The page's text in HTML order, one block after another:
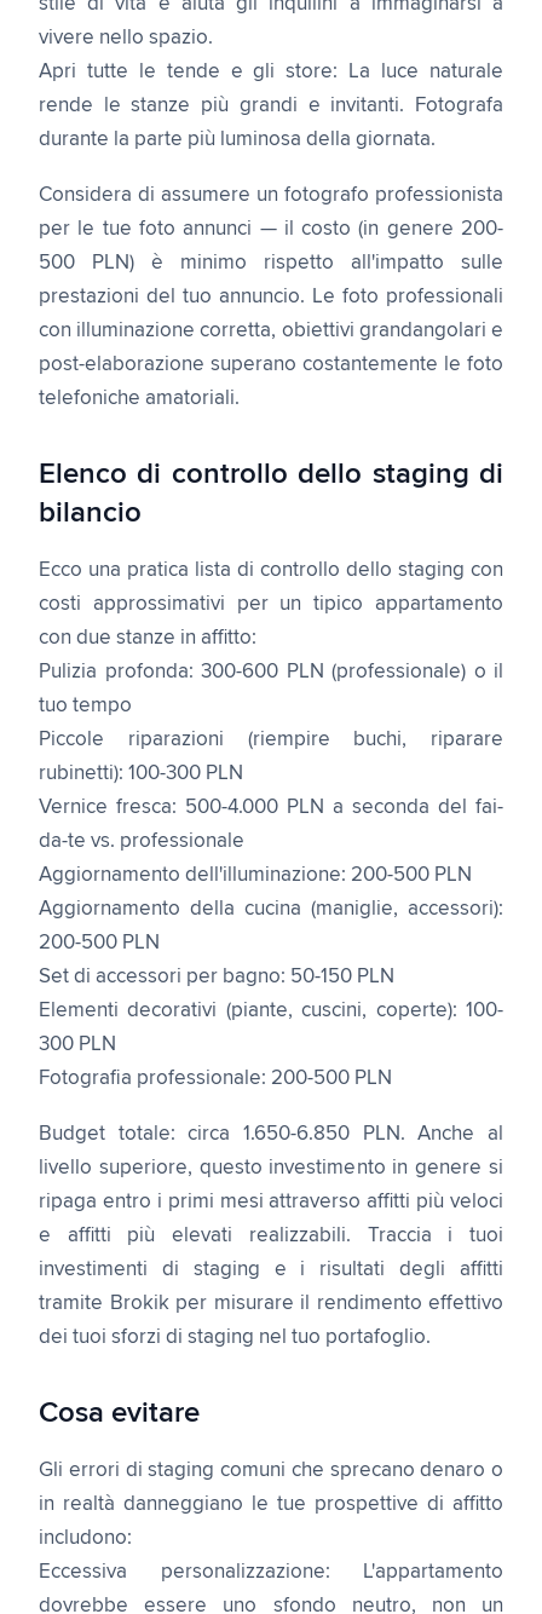
stile di vita e aiuta gli inquilini a immaginarsi a
vivere nello spazio.
Apri tutte le tende e gli store: La luce naturale
rende le stanze più grandi e invitanti. Fotografa
durante la parte più luminosa della giornata.
Considera di assumere un fotografo professionista
per le tue foto annunci — il costo (in genere 200-
500 PLN) è minimo rispetto all'impatto sulle
prestazioni del tuo annuncio. Le foto professionali
con illuminazione corretta, obiettivi grandangolari e
post-elaborazione superano costantemente le foto
telefoniche amatoriali.
Elenco di controllo dello staging di
bilancio
Ecco una pratica lista di controllo dello staging con
costi approssimativi per un tipico appartamento
con due stanze in affitto:
Pulizia profonda: 300-600 PLN (professionale) o il
tuo tempo
Piccole riparazioni (riempire buchi, riparare
rubinetti): 100-300 PLN
Vernice fresca: 500-4.000 PLN a seconda del fai-
da-te vs. professionale
Aggiornamento dell'illuminazione: 200-500 PLN
Aggiornamento della cucina (maniglie, accessori):
200-500 PLN
Set di accessori per bagno: 50-150 PLN
Elementi decorativi (piante, cuscini, coperte): 100-
300 PLN
Fotografia professionale: 200-500 PLN
Budget totale: circa 1.650-6.850 PLN. Anche al
livello superiore, questo investimento in genere si
ripaga entro i primi mesi attraverso affitti più veloci
e affitti più elevati realizzabili. Traccia i tuoi
investimenti di staging e i risultati degli affitti
tramite Brokik per misurare il rendimento effettivo
dei tuoi sforzi di staging nel tuo portafoglio.
Cosa evitare
Gli errori di staging comuni che sprecano denaro o
in realtà danneggiano le tue prospettive di affitto
includono:
Eccessiva personalizzazione: L'appartamento
dovrebbe essere uno sfondo neutro, non un